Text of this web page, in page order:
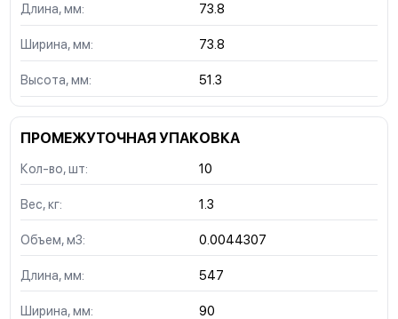
Длина, мм: 73.8
Ширина, мм: 73.8
Высота, мм: 51.3
ПРОМЕЖУТОЧНАЯ УПАКОВКА
Кол-во, шт: 10
Вес, кг: 1.3
Объем, м3: 0.0044307
Длина, мм: 547
Ширина, мм: 90